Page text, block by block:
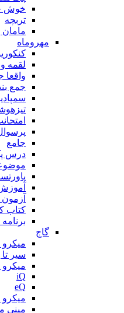
خوش
تربچه
مامان
مهروماه
لقمه
واقعا
جمع
جامع
درس
کتاب
گاج
سیر تا
iQ
eQ
میکرو
مینی